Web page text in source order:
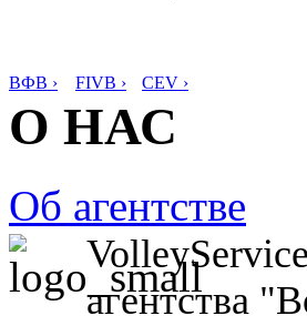
ВФВ › FIVB › CEV ›
О НАС
Об агентстве
агентства